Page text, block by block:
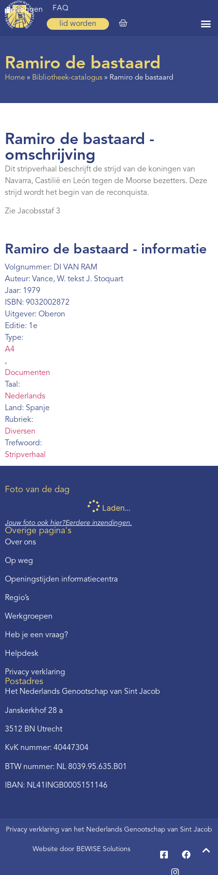
inloggen FAQ
lid worden
Zoeken
Ervaringen
Regio’s
Nieuws
Agenda
Contact
Ramiro de bastaard
Home » Bibliotheek-catalogus » Ramiro de bastaard
Ramiro de bastaard -
omschrijving
Dit stripverhaal beschrijft de strijd van de koningen van
Navarra, Castilië en León tegen de Moorse bezetters. Deze
strijd wordt het begin van de reconquista.
Zie Jacobsstaf 3
Ramiro de bastaard - informatie
Volgnummer: DI VAN RAM
Auteur: Vance, W. tekst J. Stoquart
Jaar: 1979
ISBN: 9032002872
Uitgever: Oberon
Editie: 1e
Type:
A4
,
Documenten
Taal:
Nederlands
Land: Spanje
Rubriek:
Diversen
Trefwoord:
Stripverhaal
Foto van de dag
Laden...
Jouw foto ook hier?Eerdere inzendingen.
Overige pagina's
Over ons
Op weg
Openingstijden informatiecentra
Regio’s
Werkgroepen
Heb je een vraag?
Helpdesk
Privacy verklaring
Postadres
Het Nederlands Genootschap van Sint Jacob
Janskerkhof 28 a
3512 BN Utrecht
KvK nummer: 40447304
BTW nummer: NL 8039.95.635.B01
IBAN: NL41INGB0005151146
Privacy verklaring van het Nederlands Genootschap van Sint Jacob
Website door BEWISE Solutions